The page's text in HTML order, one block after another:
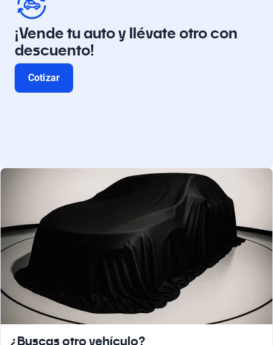
¡Vende tu auto y llévate otro con
descuento!
Cotizar
¿Buscas otro vehículo?